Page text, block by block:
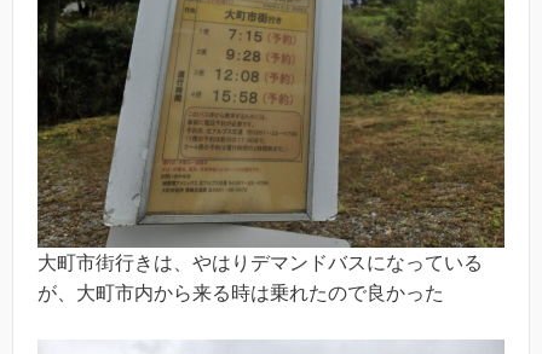
大町市街行きは、やはりデマンドバスになっている
が、大町市内から来る時は乗れたので良かった